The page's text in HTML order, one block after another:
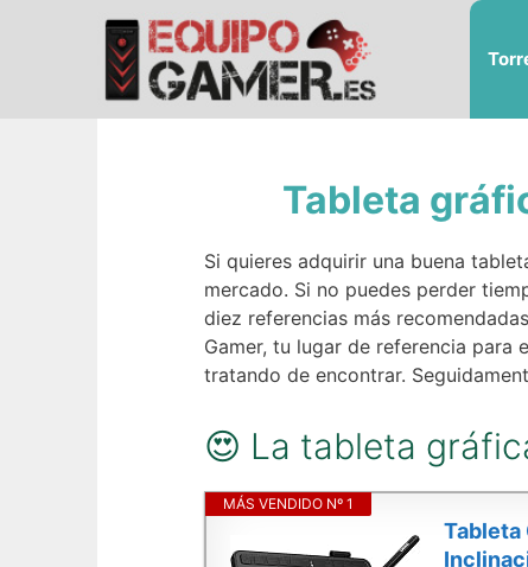
Tableta
Si quieres adquirir una buena
mercado. Si no puedes perder
diez referencias más
Gamer, tu lugar de referencia para
tratando de encontrar.
😍 La tableta
MÁS VENDIDO Nº 1
Tableta